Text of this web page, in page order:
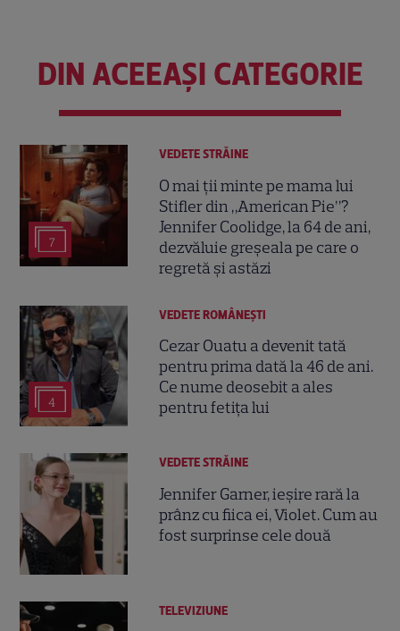
DIN ACEEAȘI CATEGORIE
7
VEDETE STRĂINE
O mai ții minte pe mama lui
Stifler din „American Pie”?
Jennifer Coolidge, la 64 de ani,
dezvăluie greșeala pe care o
regretă și astăzi
4
VEDETE ROMÂNEŞTI
Cezar Ouatu a devenit tată
pentru prima dată la 46 de ani.
Ce nume deosebit a ales
pentru fetița lui
VEDETE STRĂINE
Jennifer Garner, ieșire rară la
prânz cu fiica ei, Violet. Cum au
fost surprinse cele două
TELEVIZIUNE